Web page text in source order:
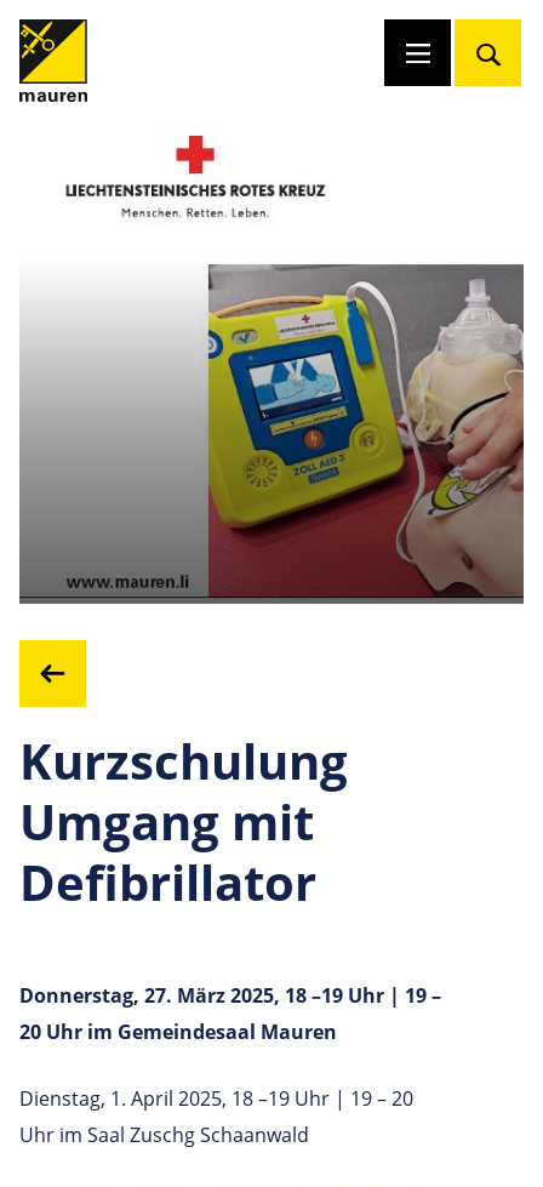
Kurzschulung
Umgang mit
Defibrillator
Donnerstag, 27. März 2025, 18 –19 Uhr | 19 –
20 Uhr im Gemeindesaal Mauren
Dienstag, 1. April 2025, 18 –19 Uhr | 19 – 20
Uhr im Saal Zuschg Schaanwald